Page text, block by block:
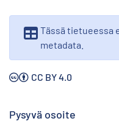
Tässä tietueessa
metadata.
CC BY 4.0
Pysyvä osoite